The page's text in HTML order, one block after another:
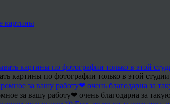
картины
картины по фотографии только в этой
за вашу работу❤ очень благодарна за